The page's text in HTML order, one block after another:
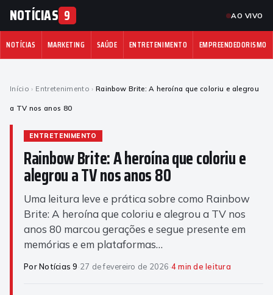
NOTÍCIAS 9 AO VIVO
NOTÍCIAS MARKETING SAÚDE ENTRETENIMENTO EMPREENDEDORISMO
Início › Entretenimento › Rainbow Brite: A heroína que coloriu e alegrou
a TV nos anos 80
ENTRETENIMENTO
Rainbow Brite: A heroína que coloriu e
alegrou a TV nos anos 80
Uma leitura leve e prática sobre como Rainbow
Brite: A heroína que coloriu e alegrou a TV nos
anos 80 marcou gerações e segue presente em
memórias e em plataformas…
Por Notícias 9·27 de fevereiro de 2026·4 min de leitura